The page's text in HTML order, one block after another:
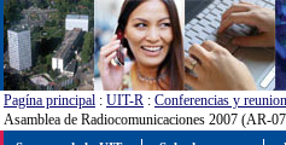
Pagína principal : UIT-R : Conferencias y
Asamblea de Radiocomunicaciones 2007 (AR-